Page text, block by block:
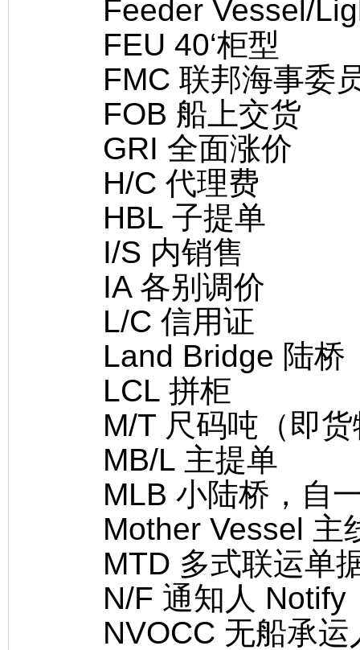
Feeder Vessel/
FEU 40‘柜型
FMC 联邦海事委
FOB 船上交货
GRI 全面涨价
H/C 代理费
HBL 子提单
I/S 内销售
IA 各别调价
L/C 信用证
Land Bridge 陆桥
LCL 拼柜
M/T 尺码吨（即货
MB/L 主提单
MLB 小陆桥，自一
Mother Vessel 主
MTD 多式联运单
N/F 通知人 Notify
NVOCC 无船承运